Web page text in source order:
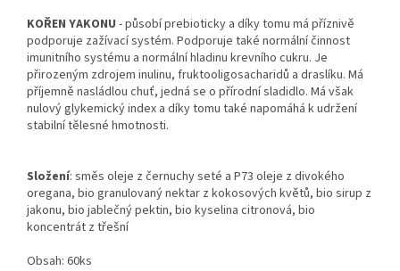
KOŘEN YAKONU - působí prebioticky a díky tomu má příznivě
podporuje zažívací systém. Podporuje také normální činnost
imunitního systému a normální hladinu krevního cukru. Je
přirozeným zdrojem inulinu, fruktooligosacharidů a draslíku. Má
příjemně nasládlou chuť, jedná se o přírodní sladidlo. Má však
nulový glykemický index a díky tomu také napomáhá k udržení
stabilní tělesné hmotnosti.
Složení: směs oleje z černuchy seté a P73 oleje z divokého
oregana, bio granulovaný nektar z kokosových květů, bio sirup z
jakonu, bio jablečný pektin, bio kyselina citronová, bio
koncentrát z třešní
Obsah: 60ks